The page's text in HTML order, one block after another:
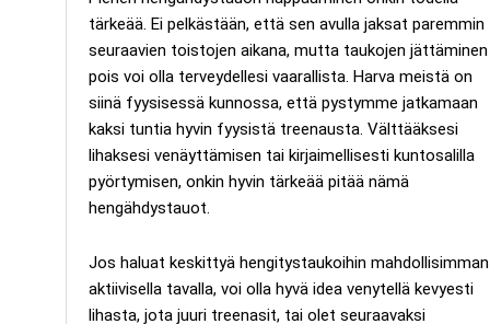
tärkeää. Ei pelkästään, että sen avulla jaksat paremmin
seuraavien toistojen aikana, mutta taukojen jättäminen
pois voi olla terveydellesi vaarallista. Harva meistä on
siinä fyysisessä kunnossa, että pystymme jatkamaan
kaksi tuntia hyvin fyysistä treenausta. Välttääksesi
lihaksesi venäyttämisen tai kirjaimellisesti kuntosalilla
pyörtymisen, onkin hyvin tärkeää pitää nämä
hengähdystauot.
Jos haluat keskittyä hengitystaukoihin mahdollisimman
aktiivisella tavalla, voi olla hyvä idea venytellä kevyesti
lihasta, jota juuri treenasit, tai olet seuraavaksi